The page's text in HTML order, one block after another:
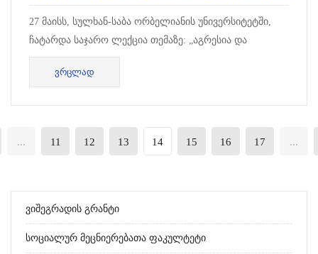
27 მაისს, სულხან-საბა ორბელიანის უნივერსიტეტში,
ჩატარდა საჯარო ლექცია თემაზე: „აგრესია და
თვითრეალიზაცია“. ლექცია ჩაატარა ფსიქია...
ᲕᲠᲪᲚᲐᲓ
... 11 12 13 14 15 16 17 ...
Ვიშეგრადის Გრანტი
Სოციალურ Მეცნიერებათა Ფაკულტეტი